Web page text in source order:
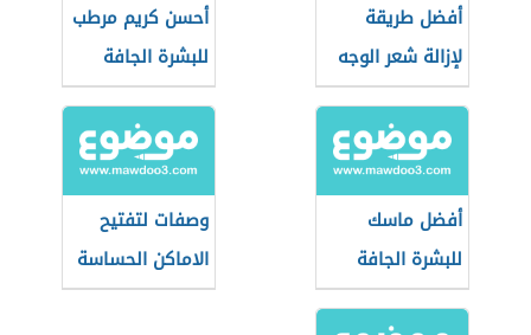
أفضل طريقة
لإزالة شعر الوجه
للبشرة الحساسة
أحسن كريم مرطب
للبشرة الجافة
أفضل ماسك
للبشرة الجافة
وصفات لتفتيح
الاماكن الحساسة